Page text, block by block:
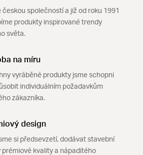
českou společností a již od roku 1991
produkty inspirované trendy
světa.
na míru
vyráběné produkty jsme schopni
individuálním požadavkům
zákazníka.
design
si předsevzetí, dodávat stavební
prémiové kvality a nápaditého